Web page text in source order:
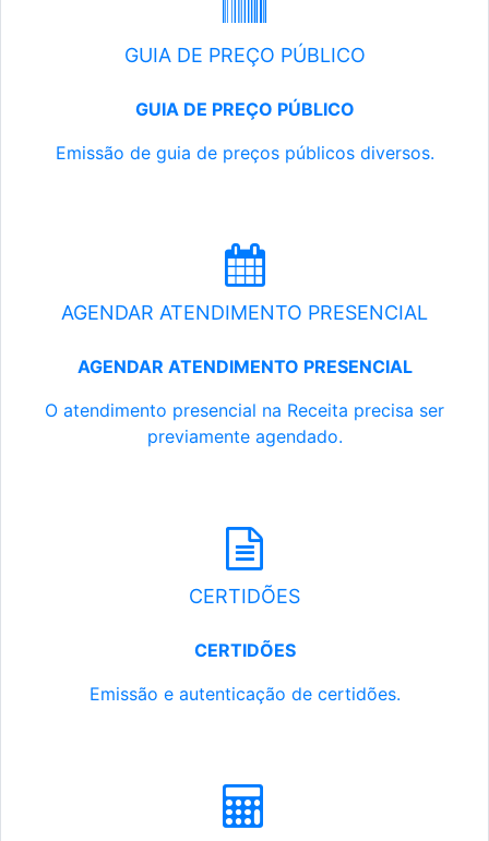
GUIA DE PREÇO PÚBLICO
GUIA DE PREÇO PÚBLICO
Emissão de guia de preços públicos diversos.
AGENDAR ATENDIMENTO PRESENCIAL
AGENDAR ATENDIMENTO PRESENCIAL
O atendimento presencial na Receita precisa ser
previamente agendado.
CERTIDÕES
CERTIDÕES
Emissão e autenticação de certidões.